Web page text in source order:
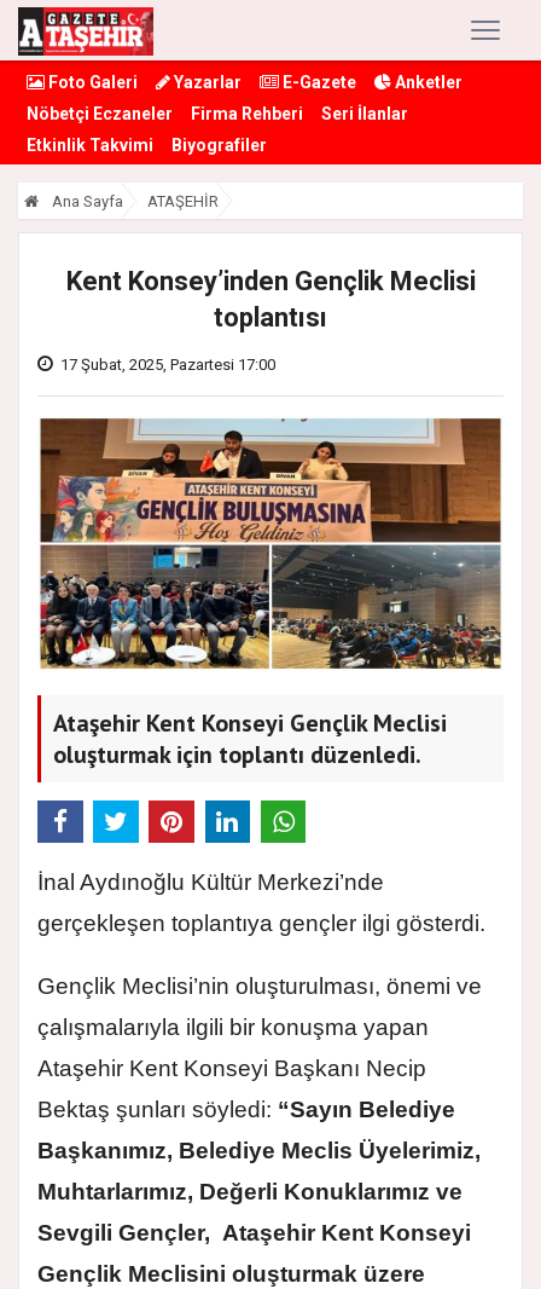
Foto Galeri Yazarlar E-Gazete
Anketler
Nöbetçi Eczaneler
Firma Rehberi
Seri İlanlar
Etkinlik Takvimi
Biyografiler
Ana Sayfa ATAŞEHİR
Kent Konsey’inden Gençlik Meclisi
toplantısı
17 Şubat, 2025, Pazartesi 17:00
Ataşehir Kent Konseyi Gençlik Meclisi
oluşturmak için toplantı düzenledi.
İnal Aydınoğlu Kültür Merkezi’nde
gerçekleşen toplantıya gençler ilgi gösterdi.
Gençlik Meclisi’nin oluşturulması, önemi ve
çalışmalarıyla ilgili bir konuşma yapan
Ataşehir Kent Konseyi Başkanı Necip
Bektaş şunları söyledi: “Sayın Belediye
Başkanımız, Belediye Meclis Üyelerimiz,
Muhtarlarımız, Değerli Konuklarımız ve
Sevgili Gençler, Ataşehir Kent Konseyi
Gençlik Meclisini oluşturmak üzere